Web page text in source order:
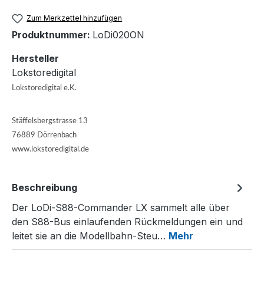
Zum Merkzettel hinzufügen
Produktnummer: LoDi020ON
Hersteller
Lokstoredigital
Lokstoredigital e.K.
Stäffelsbergstrasse 13
76889 Dörrenbach
www.lokstoredigital.de
Beschreibung
Der LoDi-S88-Commander LX sammelt alle über
den S88-Bus einlaufenden Rückmeldungen ein und
leitet sie an die Modellbahn-Steu… Mehr